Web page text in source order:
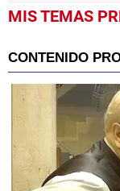
MIS TEMAS